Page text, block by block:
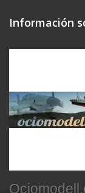
Información